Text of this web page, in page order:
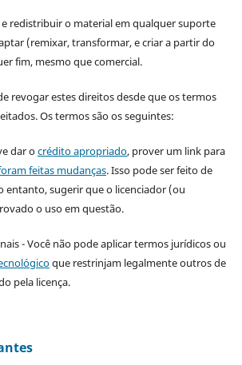
redistribuir o material em qualquer suporte
(remixar, transformar, e criar a partir do
fim, mesmo que comercial.
revogar estes direitos desde que os termos
Os termos são os seguintes:
dar ocrédito apropriado, prover um link para
feitas mudanças. Isso pode ser feito de
entanto, sugerir que o licenciador (ou
o uso em questão.
- Você não pode aplicar termos jurídicos ou
que restrinjam legalmente outros de
pela licença.